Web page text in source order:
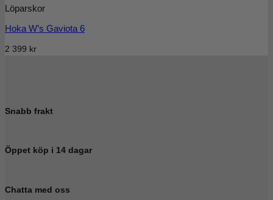
Löparskor
Hoka W’s Gaviota 6
2 399 kr
Snabb frakt
Öppet köp i 14 dagar
Chatta med oss